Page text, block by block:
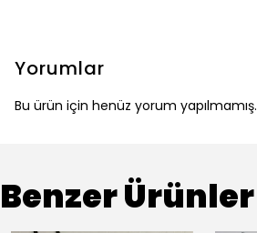
Yorumlar
Bu ürün için henüz yorum yapılmamış.
Benzer Ürünler